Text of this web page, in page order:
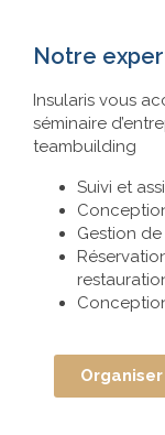
Notre
Insularis vous
séminaire
teambuilding
Suivi et
Gestion de